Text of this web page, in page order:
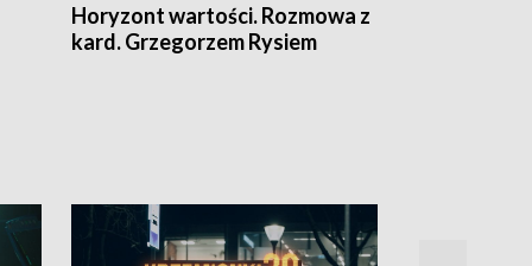
Horyzont wartości. Rozmowa z
kard. Grzegorzem Rysiem